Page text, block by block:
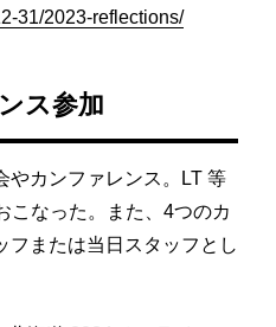
31/2023-reflections/
ス参加
やカンファレンス。LT 等
こなった。また、4つのカ
フまたは当日スタッフとし